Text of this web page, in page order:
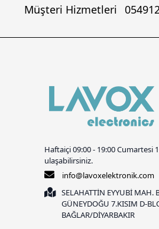
Müşteri Hizmetleri
Haftaiçi 09:00 - 19:00 Cumartesi
ulaşabilirsiniz.
info@lavoxelektronik.com
SELAHATTİN EYYUBİ MAH.
GÜNEYDOĞU 7.KISIM D-
BAĞLAR/DİYARBAKIR